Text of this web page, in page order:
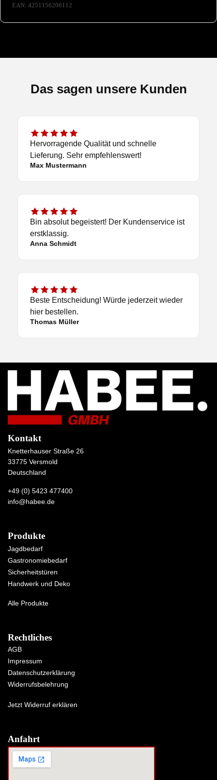
EAN: 4251156206112
Das sagen unsere Kunden
Hervorragende Qualität und schnelle
Lieferung. Sehr empfehlenswert!
Max Mustermann
Bin absolut begeistert! Der Kundenservice ist
erstklassig.
Anna Schmidt
Beste Entscheidung! Würde jederzeit wieder
hier bestellen.
Thomas Müller
Kontakt
Knetterhauser Straße 26
33775 Versmold
Deutschland
+49 (0) 5423 477400
info@habee.de
Produkte
Jagdbedarf
Gastronomiebedarf
Sicherheitstüren
Handwerk und Deko
Alle Produkte
Rechtliches
AGB
Impressum
Datenschutzerklärung
Widerrufsbelehrung
Jetzt Widerruf erklären
Anfahrt